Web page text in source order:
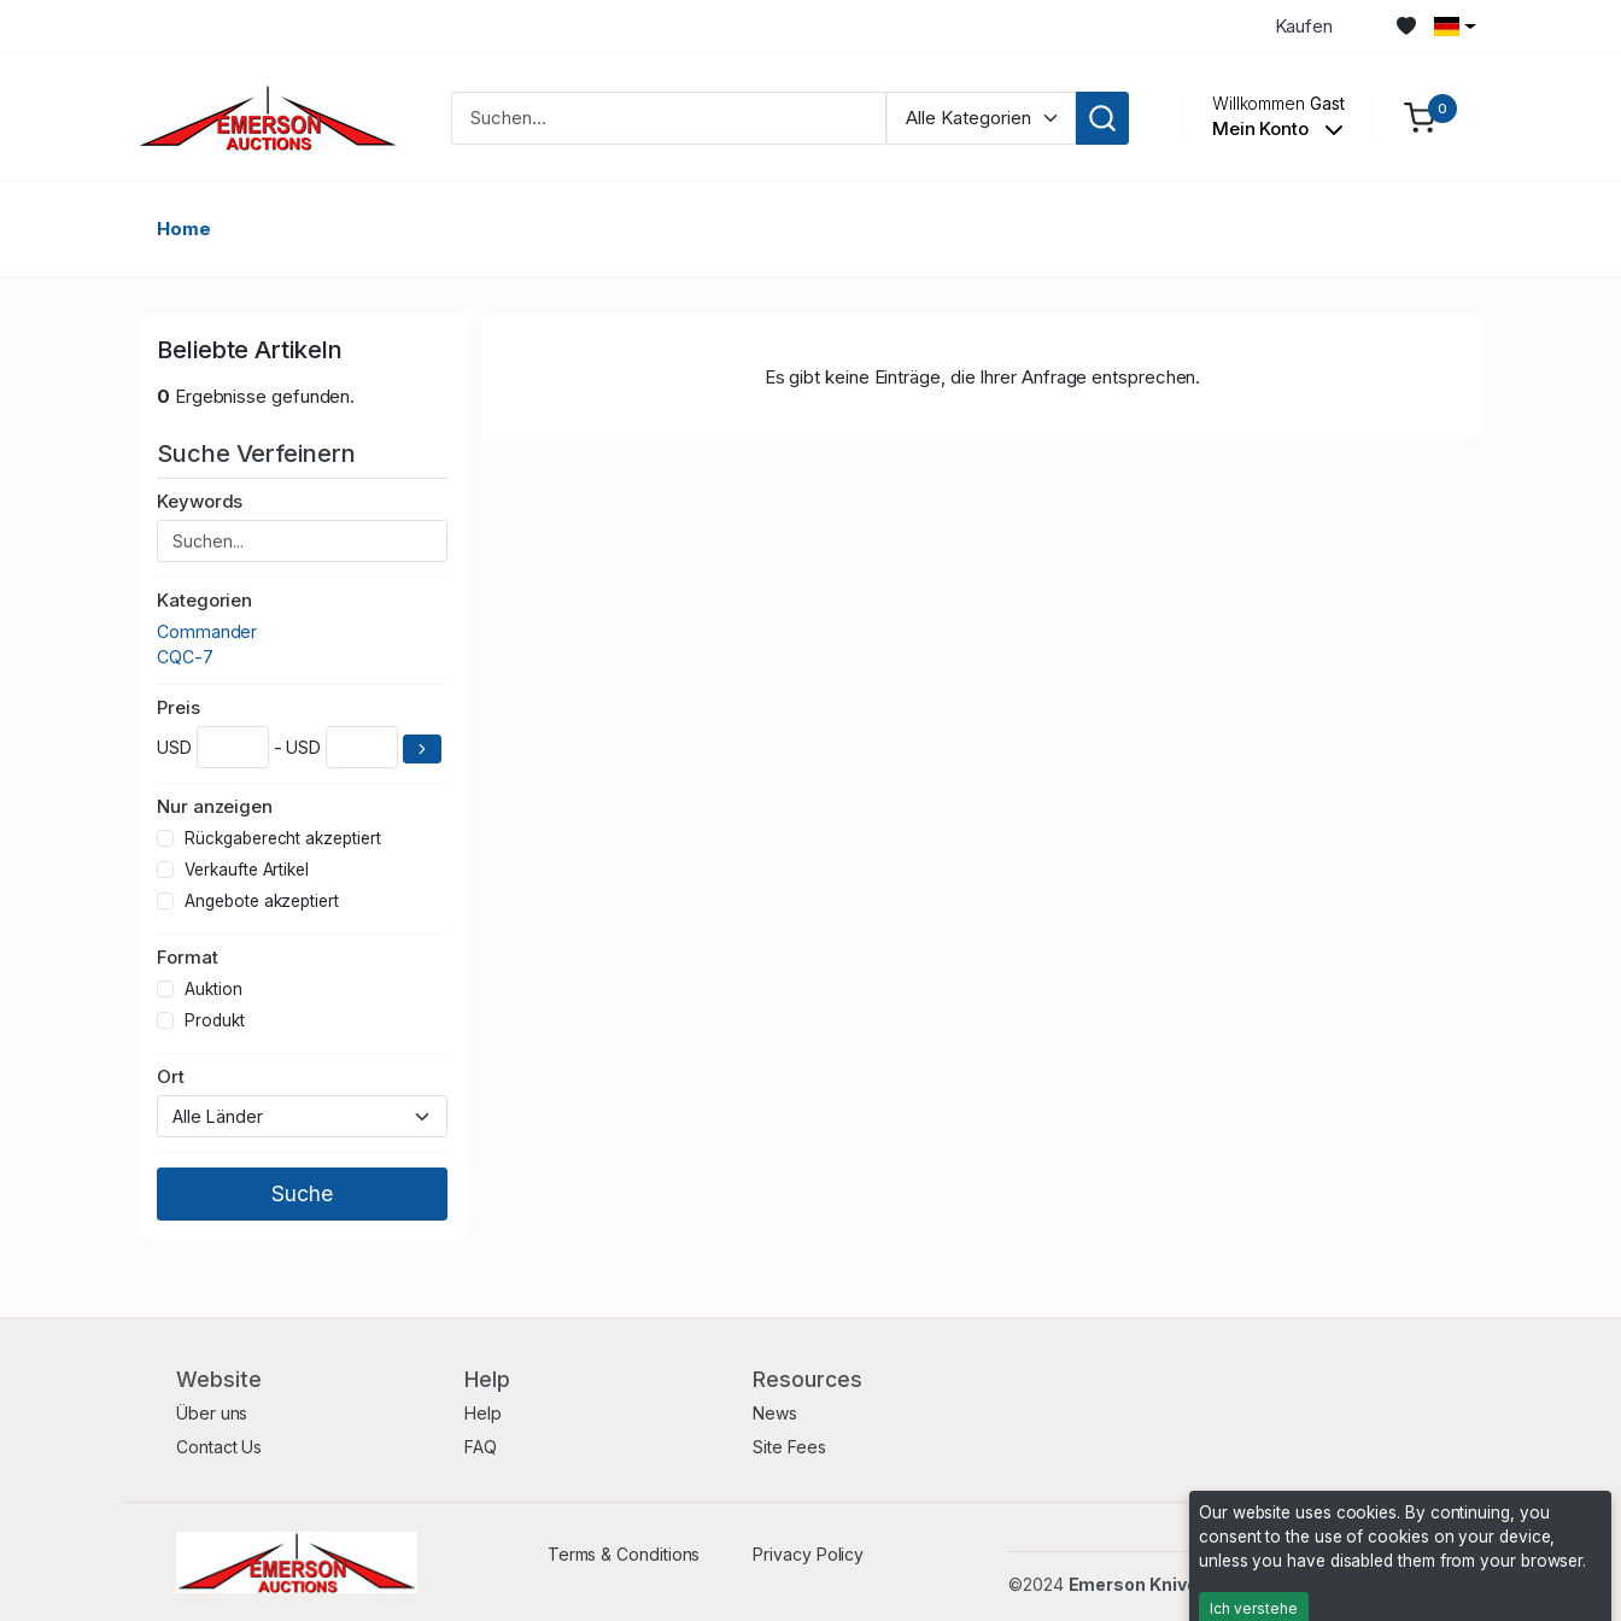
Kaufen
Willkommen Gast
Mein Konto
0
Home
Beliebte Artikeln
0 Ergebnisse gefunden.
Suche Verfeinern
Keywords
Kategorien
Commander
CQC-7
Preis
USD - USD
Nur anzeigen
Rückgaberecht akzeptiert
Verkaufte Artikel
Angebote akzeptiert
Format
Auktion
Produkt
Ort
Es gibt keine Einträge, die Ihrer Anfrage entsprechen.
Website
Über uns
Contact Us
Help
Help
FAQ
Resources
News
Site Fees
Terms & Conditions
Privacy Policy
©2024 Emerson Knives Auctions
Our website uses cookies. By continuing, you
consent to the use of cookies on your device,
unless you have disabled them from your browser.
Ich verstehe